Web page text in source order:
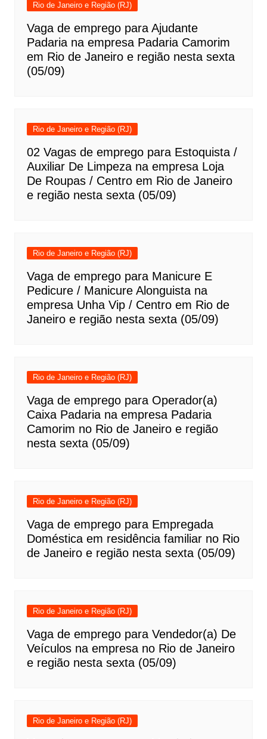
Rio de Janeiro e Região (RJ)
Vaga de emprego para Ajudante
Padaria na empresa Padaria Camorim
em Rio de Janeiro e região nesta sexta
(05/09)
Rio de Janeiro e Região (RJ)
02 Vagas de emprego para Estoquista /
Auxiliar De Limpeza na empresa Loja
De Roupas / Centro em Rio de Janeiro
e região nesta sexta (05/09)
Rio de Janeiro e Região (RJ)
Vaga de emprego para Manicure E
Pedicure / Manicure Alonguista na
empresa Unha Vip / Centro em Rio de
Janeiro e região nesta sexta (05/09)
Rio de Janeiro e Região (RJ)
Vaga de emprego para Operador(a)
Caixa Padaria na empresa Padaria
Camorim no Rio de Janeiro e região
nesta sexta (05/09)
Rio de Janeiro e Região (RJ)
Vaga de emprego para Empregada
Doméstica em residência familiar no Rio
de Janeiro e região nesta sexta (05/09)
Rio de Janeiro e Região (RJ)
Vaga de emprego para Vendedor(a) De
Veículos na empresa no Rio de Janeiro
e região nesta sexta (05/09)
Rio de Janeiro e Região (RJ)